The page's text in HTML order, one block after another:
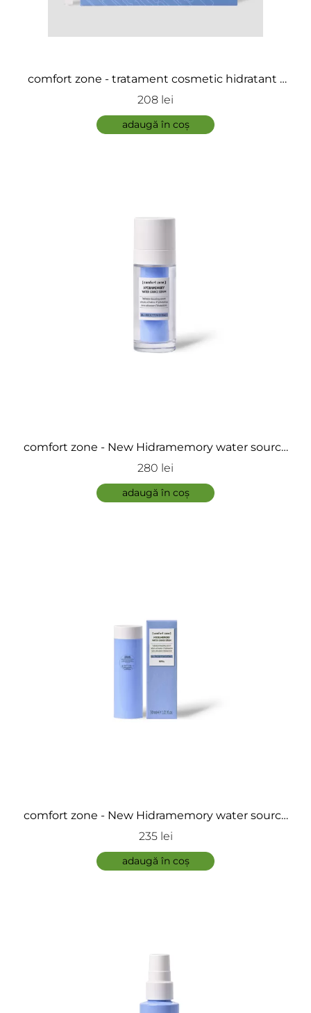
ÎNCARCA IMAGINI
comfort zone - tratament cosmetic hidratant -
Hydramemory Hydra & Glow fiole
208 lei
adaugă în coș
comfort zone - New Hidramemory water source
serum
280 lei
adaugă în coș
comfort zone - New Hidramemory water source
serum rezerva
235 lei
adaugă în coș